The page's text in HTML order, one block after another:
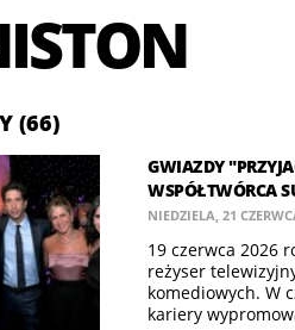
(66)
GWIAZDY
WSPÓŁTWÓRCA
NIEDZIELA, 21
19 czerwca 2026
reżyser
komediowych. W
kariery